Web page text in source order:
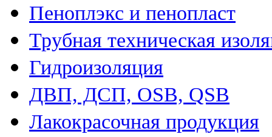
Пеноплэкс и пенопласт
Трубная техническая
Гидроизоляция
ДВП, ДСП, OSB, QSB
Лакокрасочная продукция